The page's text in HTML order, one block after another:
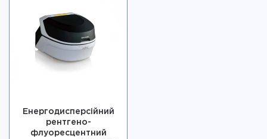
Енергодисперсійний
рентгено-
флуоресцентний